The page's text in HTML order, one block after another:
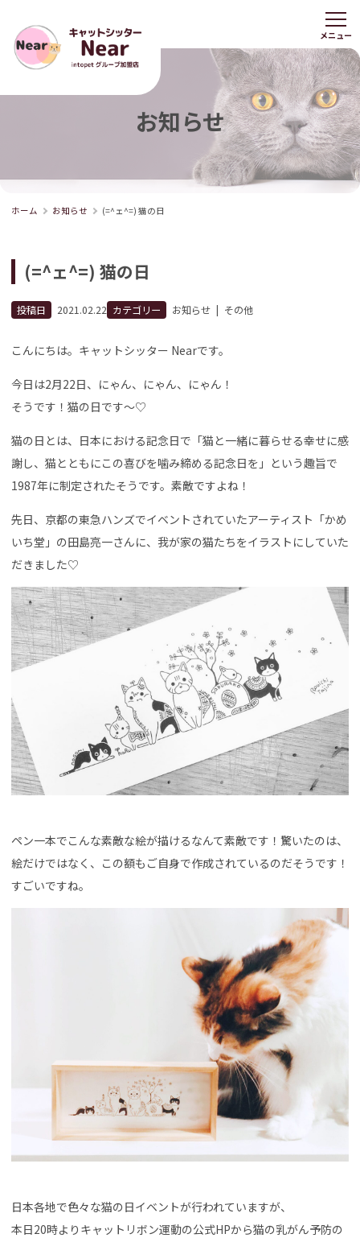
お知らせ
ホーム お知らせ (=^ェ^=) 猫の日
(=^ェ^=) 猫の日
投稿日 2021.02.22 カテゴリー お知らせ | その他
こんにちは。キャットシッター Nearです。
今日は2月22日、にゃん、にゃん、にゃん！
そうです！猫の日です〜♡
猫の日とは、日本における記念日で「猫と一緒に暮らせる幸せに感
謝し、猫とともにこの喜びを噛み締める記念日を」という趣旨で
1987年に制定されたそうです。素敵ですよね！
先日、京都の東急ハンズでイベントされていたアーティスト「かめ
いち堂」の田島亮一さんに、我が家の猫たちをイラストにしていた
だきました♡
ペン一本でこんな素敵な絵が描けるなんて素敵です！驚いたのは、
絵だけではなく、この額もご自身で作成されているのだそうです！
すごいですね。
日本各地で色々な猫の日イベントが行われていますが、
本日20時よりキャットリボン運動の公式HPから猫の乳がん予防の